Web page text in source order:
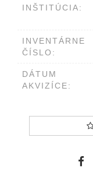
INŠTITÚCIA:
INVENTÁRNE
ČÍSLO:
DÁTUM
AKVIZÍCE: